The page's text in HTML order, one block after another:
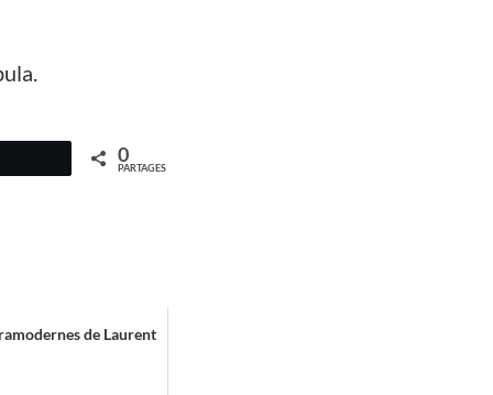
0
PARTAGES
de Laurent